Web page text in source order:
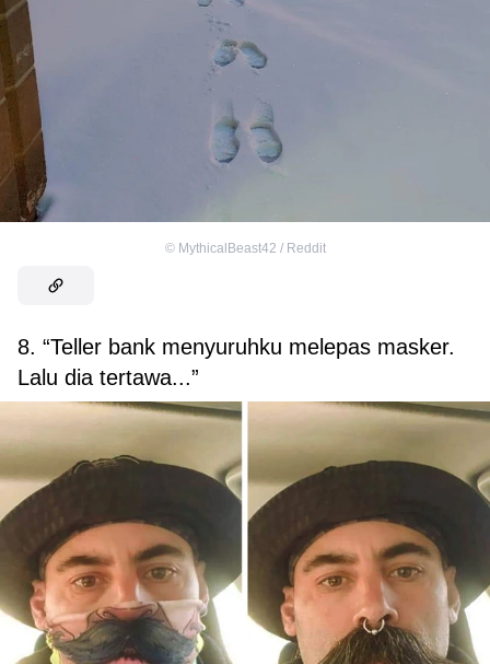
© MythicalBeast42 / Reddit
8. “Teller bank menyuruhku melepas masker.
Lalu dia tertawa...”